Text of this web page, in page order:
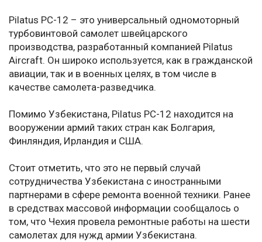
Pilatus PC-12 – это универсальный одномоторный
турбовинтовой самолет швейцарского
производства, разработанный компанией Pilatus
Aircraft. Он широко используется, как в гражданской
авиации, так и в военных целях, в том числе в
качестве самолета-разведчика.
Помимо Узбекистана, Pilatus PC-12 находится на
вооружении армий таких стран как Болгария,
Финляндия, Ирландия и США.
Стоит отметить, что это не первый случай
сотрудничества Узбекистана с иностранными
партнерами в сфере ремонта военной техники. Ранее
в средствах массовой информации сообщалось о
том, что Чехия провела ремонтные работы на шести
самолетах для нужд армии Узбекистана.